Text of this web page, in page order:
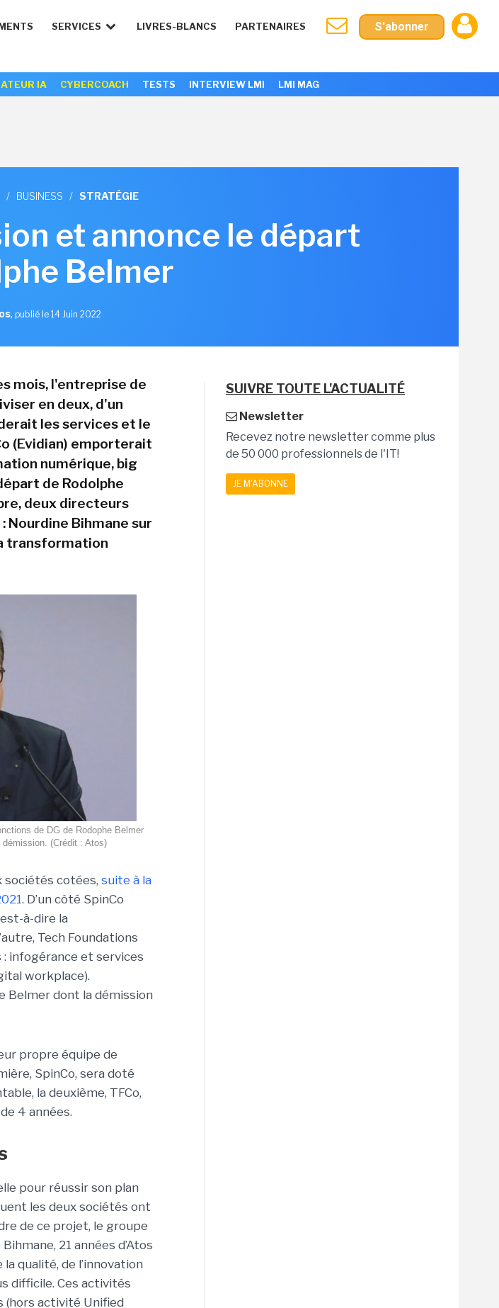
SERVICES LIVRES-BLANCS PARTENAIRES S'abonner
IA CYBERCOACH TESTS INTERVIEW LMI LMI MAG
/ BUSINESS / STRATÉGIE
et annonce le départ
Belmer
, publié le 14 Juin 2022
mois, l'entreprise de
en deux, d'un
les services et le
(Evidian) emporterait
numérique, big
de Rodolphe
deux directeurs
Nourdine Bihmane sur
transformation
de DG de Rodophe Belmer
(Crédit : Atos)
sociétés cotées, suite à la
. D’un côté SpinCo
à-dire la
Tech Foundations
infogérance et services
workplace).
Belmer dont la démission
propre équipe de
SpinCo, sera doté
la deuxième, TFCo,
4 années.
pour réussir son plan
les deux sociétés ont
de ce projet, le groupe
21 années d’Atos
qualité, de l’innovation
difficile. Ces activités
(hors activité Unified
SUIVRE TOUTE L'ACTUALITÉ
Newsletter
Recevez notre newsletter comme plus
de 50 000 professionnels de l'IT!
JE M'ABONNE